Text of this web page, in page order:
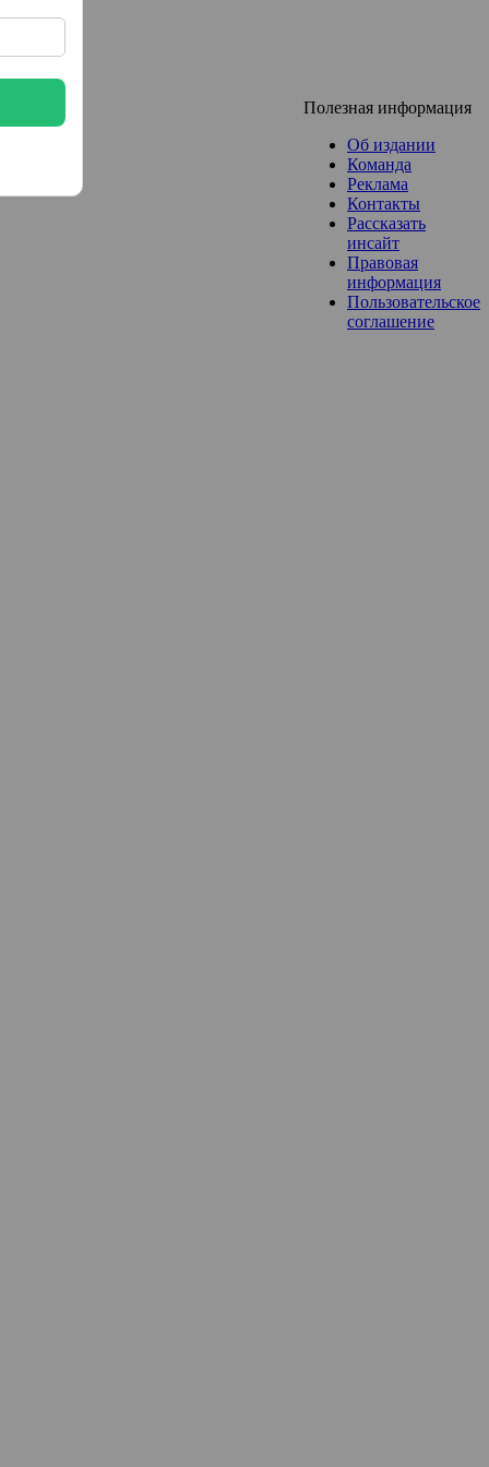
Полезная информация
Об издании
Команда
Реклама
Контакты
Рассказать
инсайт
Правовая
информация
Пользовательское
соглашение